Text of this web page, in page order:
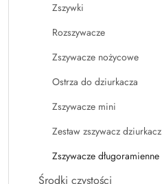
Zszywki
Rozszywacze
Zszywacze nożycowe
Ostrza do dziurkacza
Zszywacze mini
Zestaw zszywacz dziurkacz
Zszywacze długoramienne
Środki czystości